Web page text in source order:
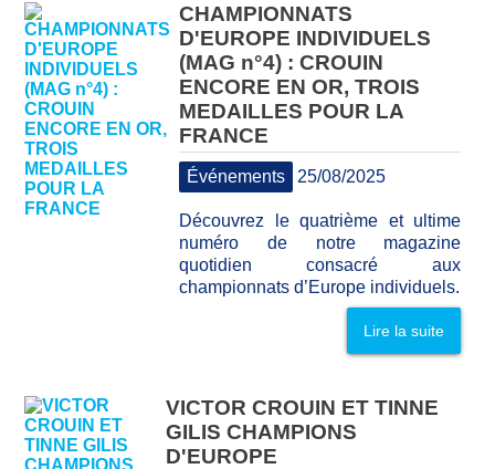
CHAMPIONNATS
D'EUROPE INDIVIDUELS
(MAG n°4) : CROUIN
ENCORE EN OR, TROIS
MEDAILLES POUR LA
FRANCE
Événements 25/08/2025
Découvrez le quatrième et ultime
numéro de notre magazine
quotidien consacré aux
championnats d’Europe individuels.
Lire la suite
VICTOR CROUIN ET TINNE
GILIS CHAMPIONS
D'EUROPE